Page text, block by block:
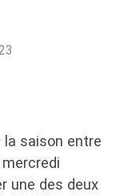
la saison entre
une des deux